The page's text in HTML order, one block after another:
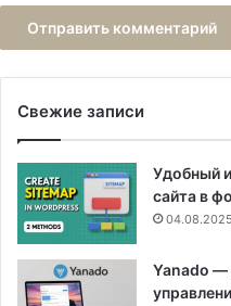
Свежие записи
Удобный
сайта в
04.08.2025
Yanado —